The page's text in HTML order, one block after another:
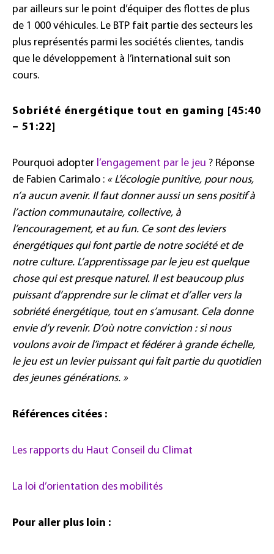
par ailleurs sur le point d’équiper des flottes de plus
de 1 000 véhicules. Le BTP fait partie des secteurs les
plus représentés parmi les sociétés clientes, tandis
que le développement à l’international suit son
cours.
Sobriété énergétique tout en gaming [45:40
– 51:22]
Pourquoi adopter l’engagement par le jeu ? Réponse
de Fabien Carimalo : « L’écologie punitive, pour nous,
n’a aucun avenir. Il faut donner aussi un sens positif à
l’action communautaire, collective, à
l’encouragement, et au fun. Ce sont des leviers
énergétiques qui font partie de notre société et de
notre culture. L’apprentissage par le jeu est quelque
chose qui est presque naturel. Il est beaucoup plus
puissant d’apprendre sur le climat et d’aller vers la
sobriété énergétique, tout en s’amusant. Cela donne
envie d’y revenir. D’où notre conviction : si nous
voulons avoir de l’impact et fédérer à grande échelle,
le jeu est un levier puissant qui fait partie du quotidien
des jeunes générations. »
Références citées :
Les rapports du Haut Conseil du Climat
La loi d’orientation des mobilités
Pour aller plus loin :